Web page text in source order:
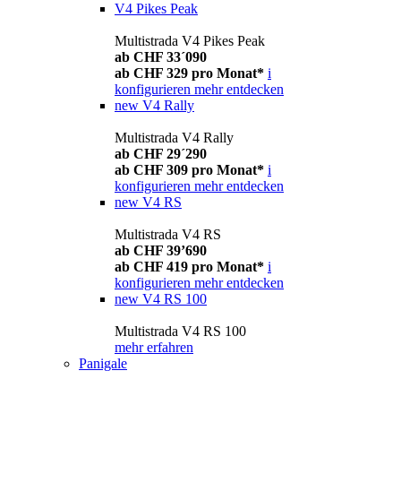
V4 Pikes Peak
Multistrada V4 Pikes Peak
ab CHF 33´090
ab CHF 329 pro Monat* i
konfigurieren mehr entdecken
new V4 Rally
Multistrada V4 Rally
ab CHF 29´290
ab CHF 309 pro Monat* i
konfigurieren mehr entdecken
new V4 RS
Multistrada V4 RS
ab CHF 39’690
ab CHF 419 pro Monat* i
konfigurieren mehr entdecken
new V4 RS 100
Multistrada V4 RS 100
mehr erfahren
Panigale